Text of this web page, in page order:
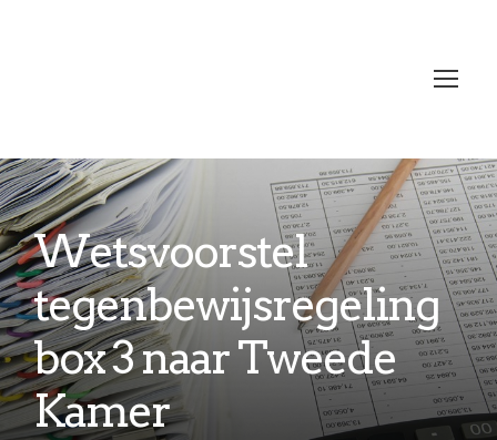
Wetsvoorstel
tegenbewijsregeling
box 3 naar Tweede
Kamer